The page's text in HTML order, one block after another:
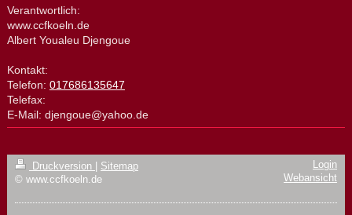
Verantwortlich:
www.ccfkoeln.de
Albert Youaleu Djengoue
Kontakt:
Telefon: 017686135647
Telefax:
E-Mail: djengoue@yahoo.de
Druckversion
Sitemap
© www.ccfkoeln.de
Login
Webansicht